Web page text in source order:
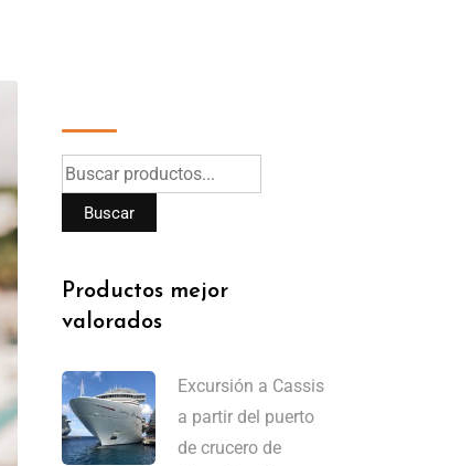
Buscar
Productos mejor
valorados
Excursión a Cassis
a partir del puerto
de crucero de